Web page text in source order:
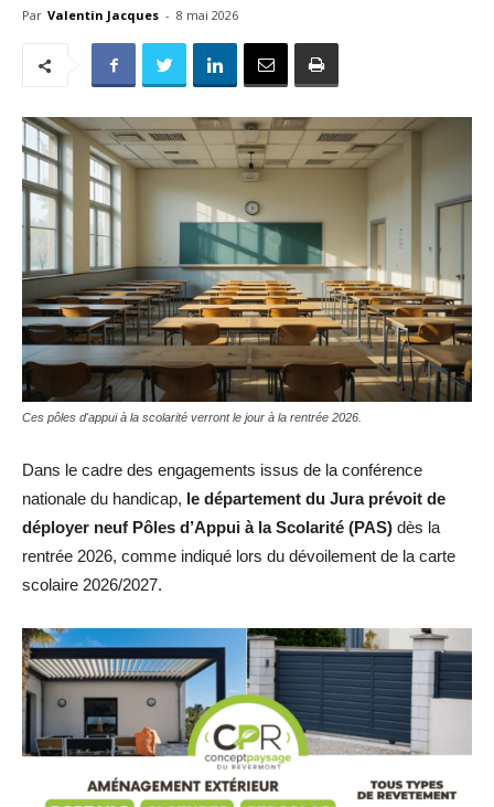
Par Valentin Jacques - 8 mai 2026
Ces pôles d'appui à la scolarité verront le jour à la rentrée 2026.
Dans le cadre des engagements issus de la conférence
nationale du handicap, le département du Jura prévoit de
déployer neuf Pôles d’Appui à la Scolarité (PAS) dès la
rentrée 2026, comme indiqué lors du dévoilement de la carte
scolaire 2026/2027.